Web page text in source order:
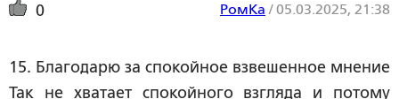
0 РомКа /05.03.2025, 21:38
15. Благодарю за спокойное взвешенное мнение
Так не хватает спокойного взгляда и потому